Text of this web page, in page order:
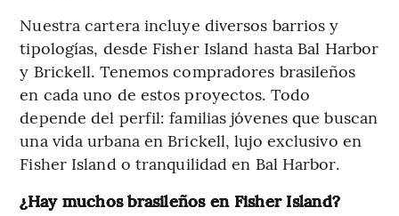
Nuestra cartera incluye diversos barrios y
tipologías, desde Fisher Island hasta Bal Harbor
y Brickell. Tenemos compradores brasileños
en cada uno de estos proyectos. Todo
depende del perfil: familias jóvenes que buscan
una vida urbana en Brickell, lujo exclusivo en
Fisher Island o tranquilidad en Bal Harbor.
¿Hay muchos brasileños en Fisher Island?